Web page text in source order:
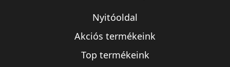
Nyitóoldal
Akciós termékeink
Top termékeink